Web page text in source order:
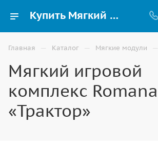
Купить Мягкий игровой комплекс Romana «Трактор» для детей в Москве
Главная — Каталог — Мягкие модули —
Мягкий игровой
комплекс Romana
«Трактор»